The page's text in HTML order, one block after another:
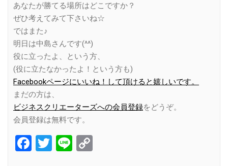
あなたが勝てる場所はどこですか？
ぜひ考えてみて下さいね☆
ではまた♪
明日は中島さんです(^^)
役に立ったよ、という方、
(役に立たなかったよ！という方も)
Facebookページにいいね！して頂けると嬉しいです。
まだの方は、
ビジネスクリエーターズへの会員登録をどうぞ。
会員登録は無料です。
Facebook
Twitter
Line